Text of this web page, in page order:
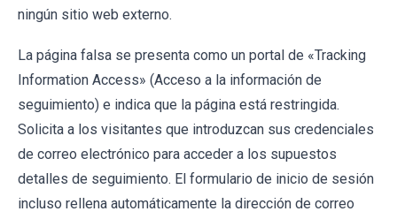
ningún sitio web externo.
La página falsa se presenta como un portal de «Tracking
Information Access» (Acceso a la información de
seguimiento) e indica que la página está restringida.
Solicita a los visitantes que introduzcan sus credenciales
de correo electrónico para acceder a los supuestos
detalles de seguimiento. El formulario de inicio de sesión
incluso rellena automáticamente la dirección de correo